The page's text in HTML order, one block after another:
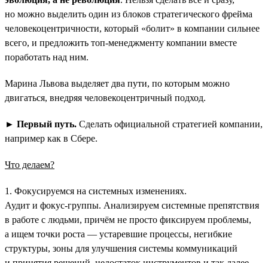
но можно выделить один из блоков стратегического фрейма
человекоцентричности, который «болит» в компании сильнее
всего, и предложить топ-менеджменту компании вместе
поработать над ним.
Марина Львова выделяет два пути, по которым можно
двигаться, внедряя человекоцентричный подход.
► Первый путь. Сделать официальной стратегией компании,
например как в Сбере.
Что делаем?
1. Фокусируемся на системных изменениях.
Аудит и фокус-группы. Анализируем системные препятствия
в работе с людьми, причём не просто фиксируем проблемы,
а ищем точки роста — устаревшие процессы, негибкие
структуры, зоны для улучшения системы коммуникаций